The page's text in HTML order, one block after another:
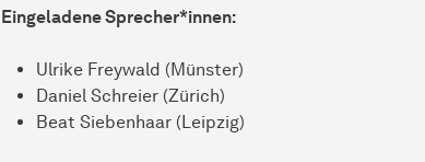
Eingeladene Sprecher*innen:
Ulrike Freywald (Münster)
Daniel Schreier (Zürich)
Beat Siebenhaar (Leipzig)